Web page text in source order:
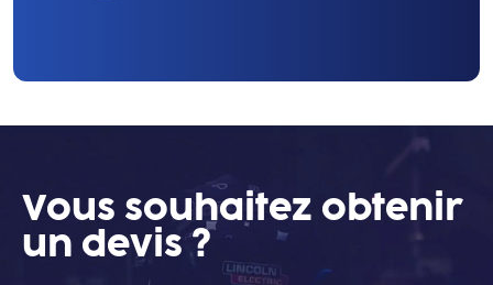
Vous souhaitez obtenir
un devis ?